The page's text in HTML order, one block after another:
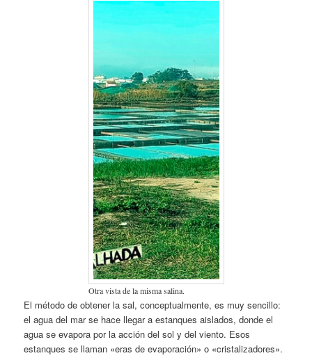
Otra vista de la misma salina.
El método de obtener la sal, conceptualmente, es muy sencillo:
el agua del mar se hace llegar a estanques aislados, donde el
agua se evapora por la acción del sol y del viento. Esos
estanques se llaman «eras de evaporación» o «cristalizadores».